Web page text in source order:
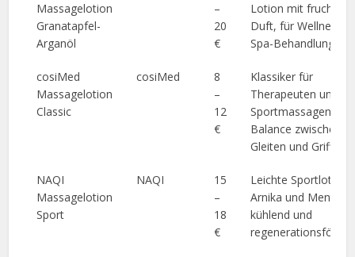
Massagelotion
Granatapfel-
Arganöl
–
20
€
Lotion mit
Duft, für Wellness
Spa-Behandlungen.
cosiMed
Massagelotion
Classic
cosiMed
8
–
12
€
Klassiker für
Therapeuten und
Sportmassagen,
Balance zwischen
Gleiten und Griff.
NAQI
Massagelotion
Sport
NAQI
15
–
18
€
Leichte Sportlotion
Arnika und Menthol,
kühlend und